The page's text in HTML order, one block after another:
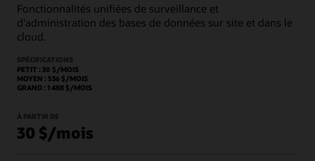
Fonctionnalités unifiées de surveillance et
d'administration des bases de données sur site et dans le
cloud.
SPÉCIFICATIONS
PETIT : 30 $/MOIS
MOYEN : 536 $/MOIS
GRAND : 1 488 $/MOIS
À PARTIR DE
30 $/mois